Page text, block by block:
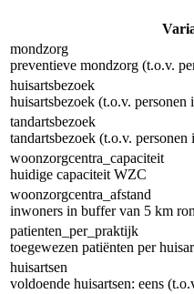
mondzorg
preventieve mondzorg (t.o.v.
huisartsbezoek
huisartsbezoek (t.o.v.
tandartsbezoek
tandartsbezoek (t.o.v.
woonzorgcentra_capaciteit
huidige capaciteit WZC
woonzorgcentra_afstand
inwoners in buffer van 5 km
patienten_per_praktijk
toegewezen patiënten per
huisartsen
voldoende huisartsen: eens